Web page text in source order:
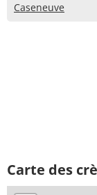
Caseneuve
Carte des